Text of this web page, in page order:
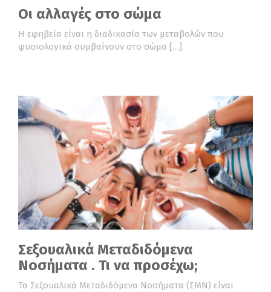
Οι αλλαγές στο σώμα
Η εφηβεία είναι η διαδικασία των μεταβολών που
φυσιολογικά συμβαίνουν στο σώμα […]
Σεξουαλικά Μεταδιδόμενα
Νοσήματα . Τι να προσέχω;
Τα Σεξουαλικά Μεταδιδόμενα Νοσήματα (ΣΜΝ) είναι